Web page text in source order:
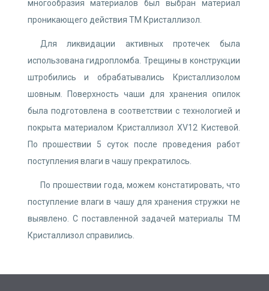
многообразия материалов был выбран материал
проникающего действия ТМ Кристаллизол.
Для ликвидации активных протечек была
использована гидропломба. Трещины в конструкции
штробились и обрабатывались Кристаллизолом
шовным. Поверхность чаши для хранения опилок
была подготовлена в соответствии с технологией и
покрыта материалом Кристаллизол XV12 Кистевой.
По прошествии 5 суток после проведения работ
поступления влаги в чашу прекратилось.
По прошествии года, можем констатировать, что
поступление влаги в чашу для хранения стружки не
выявлено. С поставленной задачей материалы ТМ
Кристаллизол справились.